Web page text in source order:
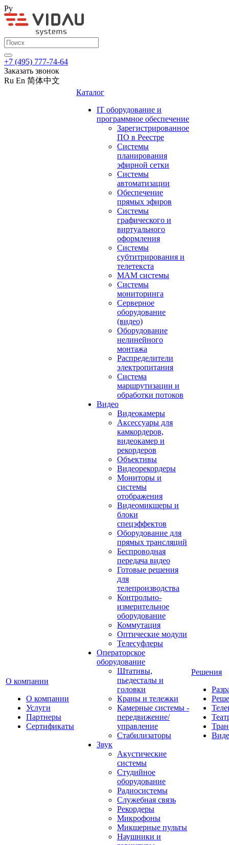
Ру
+7 (495) 777-74-64
Заказать звонок
Ru En 简体中文
О компании
О компании
Услуги
Партнеры
Сертификаты
Каталог
IT оборудование и
программное обеспечение
Зарегистрированное
ПО в Реестре
Системы
планирования
эфирной сетки
Системы
автоматизации
Обеспечение
прямых эфиров
Системы
графического и
виртуального
оформления
Системы
субтитрирования и
телетекста
MAM системы
Системы
мониторинга
Серверное
оборудование
(видео)
Оборудование
нелинейного
монтажа
Распределители
электропитания
Система
маршрутизации и
обработки потоков
Видео
Видеокамеры
Аксессуары для
камкордеров,
видеокамер и
рекордеров
Объективы
Видеорекордеры
Мониторы и
системы
отображения
Видеомикшеры и
блоки
спецэффектов
Оборудование для
прямых трансляций
Беспроводная
передача видео
Готовые решения
для
телепроизводства
Контрольно-
измерительное
оборудование
Коммутация
Оптические модули
Телесуфлеры
Операторское
оборудование
Штативы,
пьедесталы и
головки
Краны и тележки
Камерные системы -
передвижение/
управление
Стабилизаторы
Звук
Акустические
системы
Студийное
оборудование
Радиосистемы
Служебная связь
Рекордеры
Микрофоны
Микшерные пульты
Наушники и
Решения